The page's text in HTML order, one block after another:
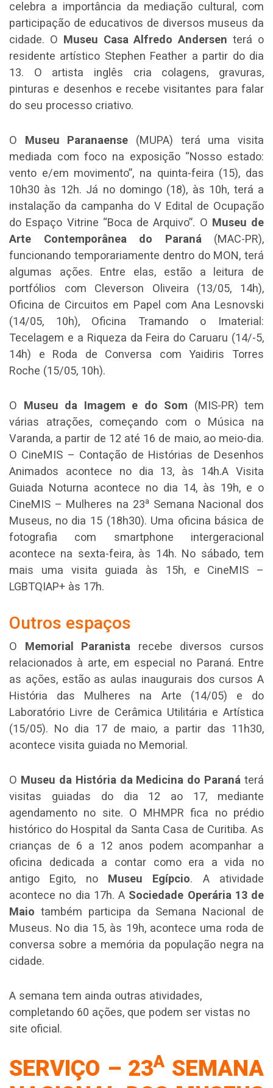
celebra a importância da mediação cultural, com
participação de educativos de diversos museus da
cidade. O Museu Casa Alfredo Andersen terá o
residente artístico Stephen Feather a partir do dia
13. O artista inglês cria colagens, gravuras,
pinturas e desenhos e recebe visitantes para falar
do seu processo criativo.
O Museu Paranaense (MUPA) terá uma visita
mediada com foco na exposição “Nosso estado:
vento e/em movimento”, na quinta-feira (15), das
10h30 às 12h. Já no domingo (18), às 10h, terá a
instalação da campanha do V Edital de Ocupação
do Espaço Vitrine “Boca de Arquivo”. O Museu de
Arte Contemporânea do Paraná (MAC-PR),
funcionando temporariamente dentro do MON, terá
algumas ações. Entre elas, estão a leitura de
portfólios com Cleverson Oliveira (13/05, 14h),
Oficina de Circuitos em Papel com Ana Lesnovski
(14/05, 10h), Oficina Tramando o Imaterial:
Tecelagem e a Riqueza da Feira do Caruaru (14/-5,
14h) e Roda de Conversa com Yaidiris Torres
Roche (15/05, 10h).
O Museu da Imagem e do Som (MIS-PR) tem
várias atrações, começando com o Música na
Varanda, a partir de 12 até 16 de maio, ao meio-dia.
O CineMIS – Contação de Histórias de Desenhos
Animados acontece no dia 13, às 14h.A Visita
Guiada Noturna acontece no dia 14, às 19h, e o
CineMIS – Mulheres na 23aSemana Nacional dos
Museus, no dia 15 (18h30). Uma oficina básica de
fotografia com smartphone intergeracional
acontece na sexta-feira, às 14h. No sábado, tem
mais uma visita guiada às 15h, e CineMIS –
LGBTQIAP+ às 17h.
Outros espaços
O Memorial Paranista recebe diversos cursos
relacionados à arte, em especial no Paraná. Entre
as ações, estão as aulas inaugurais dos cursos A
História das Mulheres na Arte (14/05) e do
Laboratório Livre de Cerâmica Utilitária e Artística
(15/05). No dia 17 de maio, a partir das 11h30,
acontece visita guiada no Memorial.
O Museu da História da Medicina do Paraná terá
visitas guiadas do dia 12 ao 17, mediante
agendamento no site. O MHMPR fica no prédio
histórico do Hospital da Santa Casa de Curitiba. As
crianças de 6 a 12 anos podem acompanhar a
oficina dedicada a contar como era a vida no
antigo Egito, no Museu Egípcio. A atividade
acontece no dia 17h. A Sociedade Operária 13 de
Maio também participa da Semana Nacional de
Museus. No dia 15, às 19h, acontece uma roda de
conversa sobre a memória da população negra na
cidade.
A semana tem ainda outras atividades,
completando 60 ações, que podem ser vistas no
site oficial.
SERVIÇO – 23A SEMANA